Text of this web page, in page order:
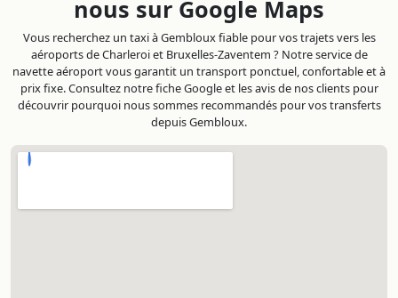
nous sur Google Maps
Vous recherchez un taxi à Gembloux fiable pour vos trajets vers les
aéroports de Charleroi et Bruxelles-Zaventem ? Notre service de
navette aéroport vous garantit un transport ponctuel, confortable et à
prix fixe. Consultez notre fiche Google et les avis de nos clients pour
découvrir pourquoi nous sommes recommandés pour vos transferts
depuis Gembloux.